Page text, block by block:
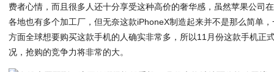
费者心情，而且很多人还十分享受这种高价的奢华感，虽然苹果公司
各地也有多个加工厂，但无奈这款iPhoneX制造起来并不是那么简单
方面全球想要购买这款手机的人确实非常多，所以11月份这款手机正
况，抢购的竞争力将非常的大。